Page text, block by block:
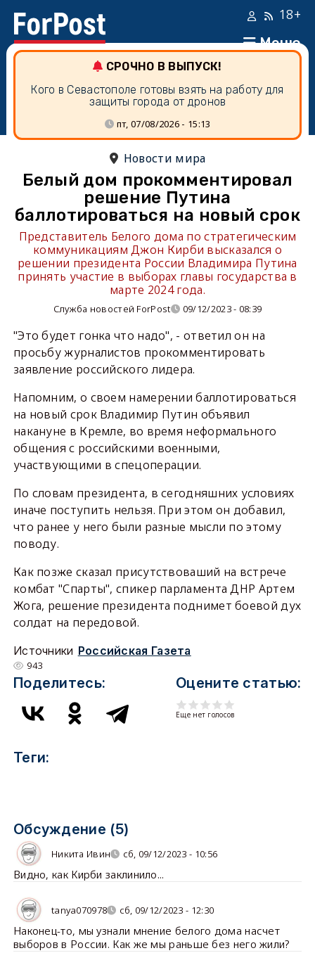
Меню
18+
СРОЧНО В ВЫПУСК!
Кого в Севастополе готовы взять на работу для
защиты города от дронов
пт, 07/08/2026 - 15:13
Новости мира
Белый дом прокомментировал
решение Путина
баллотироваться на новый срок
Представитель Белого дома по стратегическим
коммуникациям Джон Кирби высказался о
решении президента России Владимира Путина
принять участие в выборах главы государства в
марте 2024 года.
Служба новостей ForPost 09/12/2023 - 08:39
"Это будет гонка что надо", - ответил он на
просьбу журналистов прокомментировать
заявление российского лидера.
Напомним, о своем намерении баллотироваться
на новый срок Владимир Путин объявил
накануне в Кремле, во время неформального
общения с российскими военными,
участвующими в спецоперации.
По словам президента, в сегодняшних условиях
иначе поступить нельзя. При этом он добавил,
что ранее у него были разные мысли по этому
поводу.
Как позже сказал присутствоваший на встрече
комбат "Спарты", спикер парламента ДНР Артем
Жога, решение президента поднимет боевой дух
солдат на передовой.
Источники Российская Газета
943
Поделитесь: Оцените статью:
Еще нет голосов
Теги:
Обсуждение (5)
Никита Ивин сб, 09/12/2023 - 10:56
Видно, как Кирби заклинило...
tanya070978 сб, 09/12/2023 - 12:30
Наконец-то, мы узнали мнение белого дома насчет
выборов в России. Как же мы раньше без него жили?